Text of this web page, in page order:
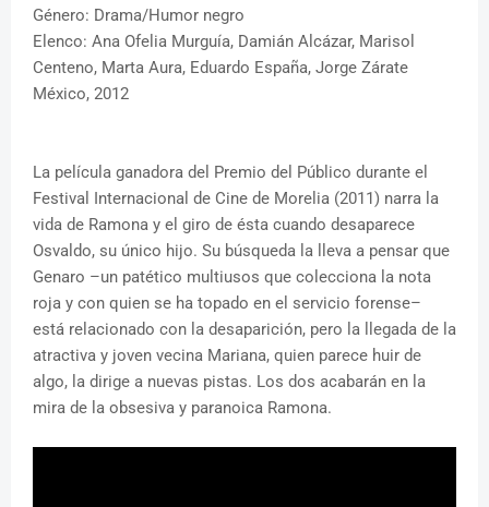
Género: Drama/Humor negro
Elenco: Ana Ofelia Murguía, Damián Alcázar, Marisol
Centeno, Marta Aura, Eduardo España, Jorge Zárate
México, 2012
La película ganadora del Premio del Público durante el
Festival Internacional de Cine de Morelia (2011) narra la
vida de Ramona y el giro de ésta cuando desaparece
Osvaldo, su único hijo. Su búsqueda la lleva a pensar que
Genaro –un patético multiusos que colecciona la nota
roja y con quien se ha topado en el servicio forense–
está relacionado con la desaparición, pero la llegada de la
atractiva y joven vecina Mariana, quien parece huir de
algo, la dirige a nuevas pistas. Los dos acabarán en la
mira de la obsesiva y paranoica Ramona.